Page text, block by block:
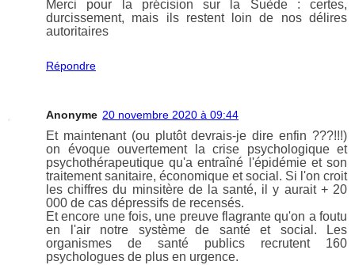
Merci pour la précision sur la Suède : certes,
durcissement, mais ils restent loin de nos délires
autoritaires
Répondre
Anonyme 20 novembre 2020 à 09:44
Et maintenant (ou plutôt devrais-je dire enfin ???!!!)
on évoque ouvertement la crise psychologique et
psychothérapeutique qu'a entraîné l'épidémie et son
traitement sanitaire, économique et social. Si l'on croit
les chiffres du minsitère de la santé, il y aurait + 20
000 de cas dépressifs de recensés.
Et encore une fois, une preuve flagrante qu'on a foutu
en l'air notre système de santé et social. Les
organismes de santé publics recrutent 160
psychologues de plus en urgence.